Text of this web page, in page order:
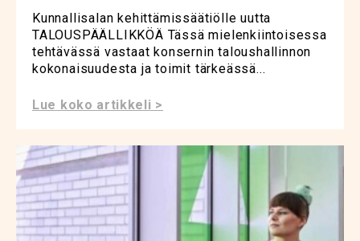
Kunnallisalan kehittämissäätiölle uutta
TALOUSPÄÄLLIKKÖÄ Tässä mielenkiintoisessa
tehtävässä vastaat konsernin taloushallinnon
kokonaisuudesta ja toimit tärkeässä...
Lue koko artikkeli >